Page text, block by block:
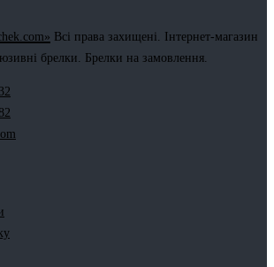
Всі права захищені. Інтернет-магазин
брелки. Брелки на замовлення.